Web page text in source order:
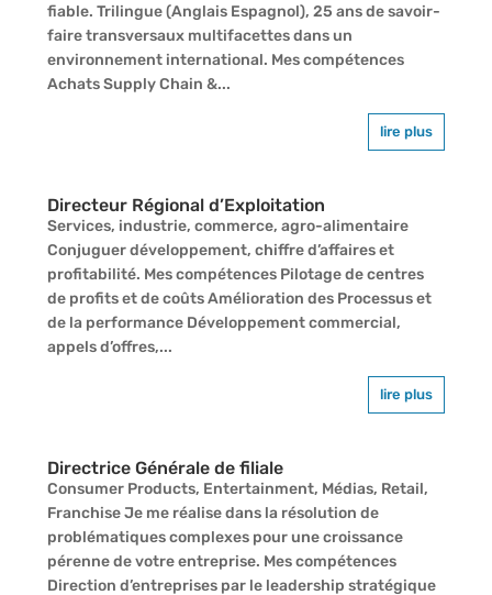
fiable. Trilingue (Anglais Espagnol), 25 ans de savoir-
faire transversaux multifacettes dans un
environnement international. Mes compétences
Achats Supply Chain &...
lire plus
Directeur Régional d’Exploitation
Services, industrie, commerce, agro-alimentaire
Conjuguer développement, chiffre d’affaires et
profitabilité. Mes compétences Pilotage de centres
de profits et de coûts Amélioration des Processus et
de la performance Développement commercial,
appels d’offres,...
lire plus
Directrice Générale de filiale
Consumer Products, Entertainment, Médias, Retail,
Franchise Je me réalise dans la résolution de
problématiques complexes pour une croissance
pérenne de votre entreprise. Mes compétences
Direction d’entreprises par le leadership stratégique